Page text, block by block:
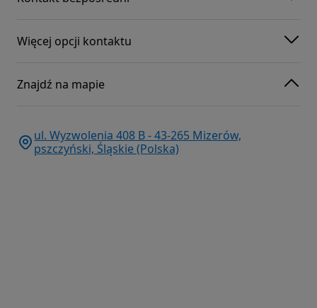
Więcej opcji kontaktu
Znajdź na mapie
ul. Wyzwolenia 408 B - 43-265 Mizerów,
pszczyński, Śląskie (Polska)